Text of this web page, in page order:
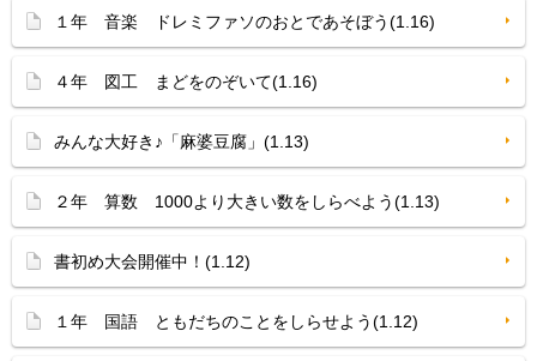
１年 音楽 ドレミファソのおとであそぼう(1.16)
４年 図工 まどをのぞいて(1.16)
みんな大好き♪「麻婆豆腐」(1.13)
２年 算数 1000より大きい数をしらべよう(1.13)
書初め大会開催中！(1.12)
１年 国語 ともだちのことをしらせよう(1.12)